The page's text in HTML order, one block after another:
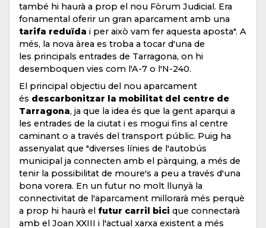
també hi haurà a prop el nou Fòrum Judicial. Era
fonamental oferir un gran aparcament amb una
tarifa reduïda i per això vam fer aquesta aposta". A
més, la nova àrea es troba a tocar d'una de
les principals entrades de Tarragona, on hi
desemboquen vies com l'A-7 o l'N-240.
El principal objectiu del nou aparcament
és descarbonitzar la mobilitat del centre de
Tarragona, ja que la idea és que la gent aparqui a
les entrades de la ciutat i es mogui fins al centre
caminant o a través del transport públic. Puig ha
assenyalat que "diverses línies de l'autobús
municipal ja connecten amb el pàrquing, a més de
tenir la possibilitat de moure's a peu a través d'una
bona vorera. En un futur no molt llunyà la
connectivitat de l'aparcament millorarà més perquè
a prop hi haurà el futur carril bici que connectarà
amb el Joan XXIII i l'actual xarxa existent a més